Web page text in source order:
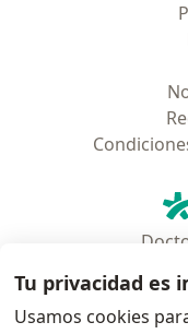
Tu privacidad es
Usamos cookies